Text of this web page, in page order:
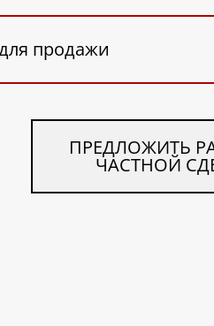
продажи
ПРЕДЛОЖИТЬ
ЧАСТНОЙ